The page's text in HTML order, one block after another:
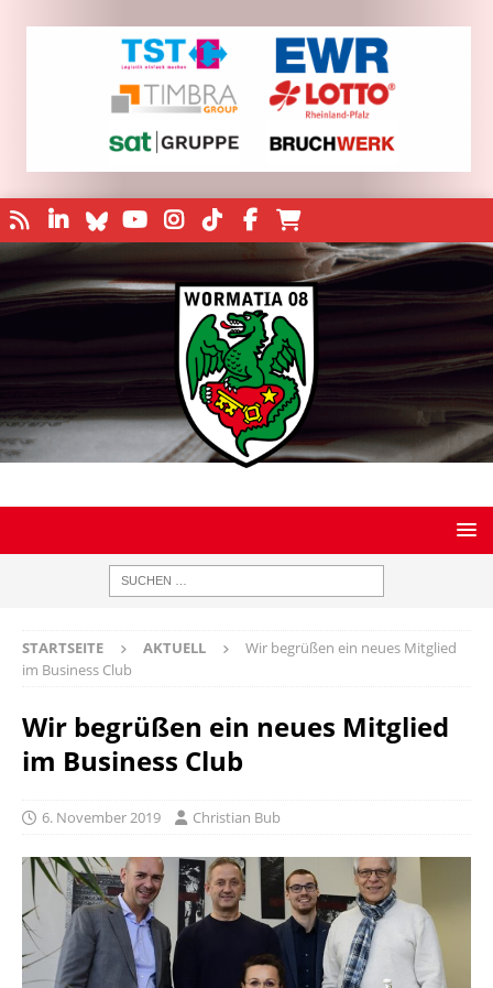
STARTSEITE AKTUELL
Wir begrüßen ein neues Mitglied
im Business Club
Wir begrüßen ein neues Mitglied
im Business Club
6. November 2019 Christian Bub